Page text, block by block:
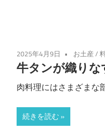
2025年4月9日 お土産/
牛タンが織りな
肉料理にはさまざまな
続きを読む